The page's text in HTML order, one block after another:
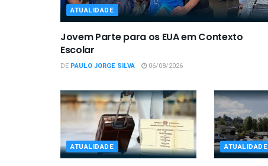
ATUALIDADE
Jovem Parte para os EUA em Contexto
Escolar
DE PAULO JORGE SILVA 06/08/2026
ATUALIDADE ATUALIDADE